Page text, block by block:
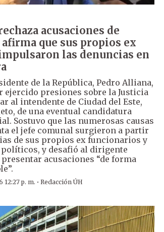
acusaciones de
que sus propios ex
las denuncias en
de la República, Pedro Alliana,
ejercido presiones sobre la Justicia
al intendente de Ciudad del Este,
de una eventual candidatura
Sostuvo que las numerosas causas
el jefe comunal surgieron a partir
de sus propios ex funcionarios y
políticos, y desafió al dirigente
acusaciones “de forma
12:27 p. m. ·Redacción ÚH